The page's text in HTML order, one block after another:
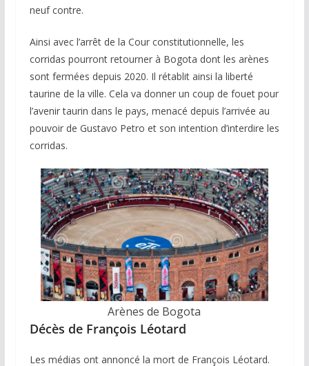
neuf contre.
Ainsi avec l’arrêt de la Cour constitutionnelle, les
corridas pourront retourner à Bogota dont les arènes
sont fermées depuis 2020. Il rétablit ainsi la liberté
taurine de la ville. Cela va donner un coup de fouet pour
l’avenir taurin dans le pays, menacé depuis l’arrivée au
pouvoir de Gustavo Petro et son intention d’interdire les
corridas.
Arènes de Bogota
Décès de François Léotard
Les médias ont annoncé la mort de François Léotard.